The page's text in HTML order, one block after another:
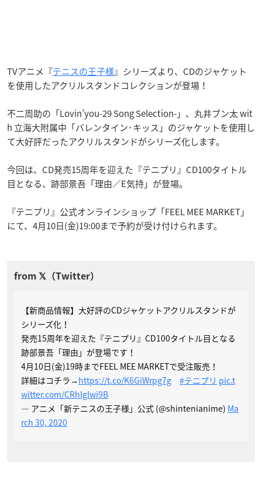
TVアニメ『テニスの王子様』シリーズより、CDのジャケット
を使用したアクリルスタンドコレクションが登場！
不二周助の「Lovin’you-29 Song Selection-」、丸井ブン太 wit
h 立海大附属中「バレンタイン･キッス」のジャケットを使用し
て大好評だったアクリルスタンドがシリーズ化します。
今回は、CD発売15周年を迎えた『テニプリ』CD100タイトル
目となる、跡部景吾「理由／E気持」が登場。
『テニプリ』公式オンラインショップ「FEEL MEE MARKET」
にて、4月10日(金)19:00まで予約が受け付けられます。
【新商品情報】大好評のCDジャケットアクリルスタンドが
シリーズ化！
発売15周年を迎えた『テニプリ』CD100タイトル目となる
跡部景吾「理由」が登場です！
4月10日(金)19時までFEEL MEE MARKETで受注販売！
詳細はコチラ→ https://t.co/K6GiWrpg7g #テニプリ pic.t
witter.com/CRhIgIwi9B
— アニメ「新テニスの王子様」公式 (@shintenianime) Ma
rch 30, 2020